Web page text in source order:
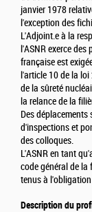
janvier 1978
l'exception des
L'Adjoint.e à la
l'ASNR exerce
française est
l'article 10 de la
de la sûreté
la relance de la
Des
d'inspections et
des colloques.
L'ASNR en tant
code général de
tenus à
Description du